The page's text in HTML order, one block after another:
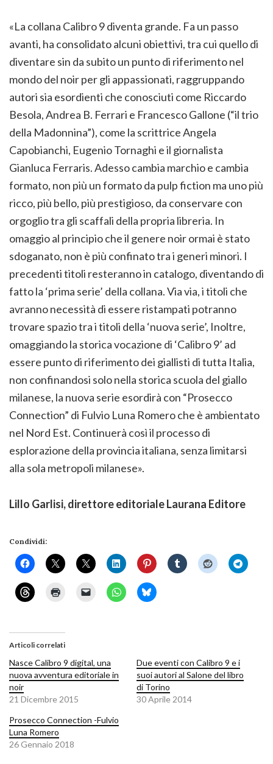
«La collana Calibro 9 diventa grande. Fa un passo
avanti, ha consolidato alcuni obiettivi, tra cui quello di
diventare sin da subito un punto di riferimento nel
mondo del noir per gli appassionati, raggruppando
autori sia esordienti che conosciuti come Riccardo
Besola, Andrea B. Ferrari e Francesco Gallone (“il trio
della Madonnina”), come la scrittrice Angela
Capobianchi, Eugenio Tornaghi e il giornalista
Gianluca Ferraris. Adesso cambia marchio e cambia
formato, non più un formato da pulp fiction ma uno più
ricco, più bello, più prestigioso, da conservare con
orgoglio tra gli scaffali della propria libreria. In
omaggio al principio che il genere noir ormai è stato
sdoganato, non è più confinato tra i generi minori. I
precedenti titoli resteranno in catalogo, diventando di
fatto la ‘prima serie’ della collana. Via via, i titoli che
avranno necessità di essere ristampati potranno
trovare spazio tra i titoli della ‘nuova serie’, Inoltre,
omaggiando la storica vocazione di ‘Calibro 9’ ad
essere punto di riferimento dei giallisti di tutta Italia,
non confinandosi solo nella storica scuola del giallo
milanese, la nuova serie esordirà con “Prosecco
Connection” di Fulvio Luna Romero che è ambientato
nel Nord Est. Continuerà così il processo di
esplorazione della provincia italiana, senza limitarsi
alla sola metropoli milanese».
Lillo Garlisi, direttore editoriale Laurana Editore
Condividi:
Articoli correlati
Nasce Calibro 9 digital, una
nuova avventura editoriale in
noir
21 Dicembre 2015
Due eventi con Calibro 9 e i
suoi autori al Salone del libro
di Torino
30 Aprile 2014
Prosecco Connection -Fulvio
Luna Romero
26 Gennaio 2018